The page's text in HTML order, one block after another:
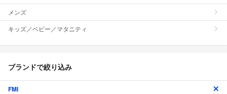
メンズ
キッズ／ベビー／マタニティ
ブランドで絞り込み
FMI